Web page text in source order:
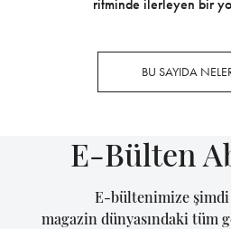
ritminde ilerleyen bir
BU SAYIDA
E-Bülten
E-bültenimize
magazin dünyasındaki tüm